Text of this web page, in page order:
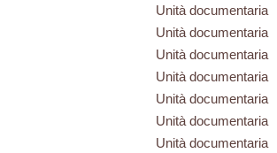
Unità documentaria
Unità documentaria
Unità documentaria
Unità documentaria
Unità documentaria
Unità documentaria
Unità documentaria